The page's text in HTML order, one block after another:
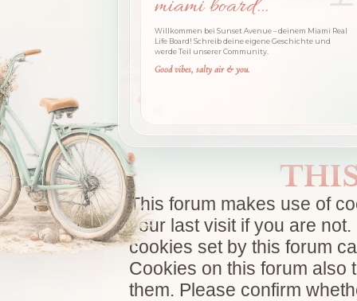
miami board...
Willkommen bei Sunset Avenue – deinem Miami Real
Life Board! Schreib deine eigene Geschichte und
werde Teil unserer Community.
Good vibes, salty air & you.
This forum makes use of
your last visit if you are
cookies set by this forum
Cookies on this forum also
them. Please confirm